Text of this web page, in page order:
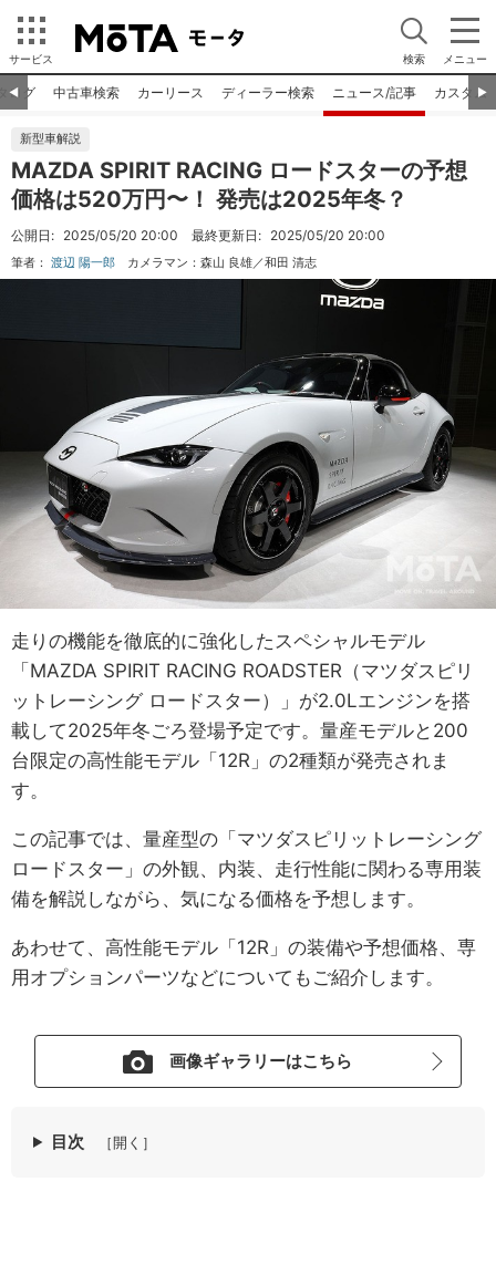
サービス 検索 メニュー
◀︎ ▶︎
ログ 中古車検索 カーリース ディーラー検索 ニュース/記事 カスタム
新型車解説
MAZDA SPIRIT RACING ロードスターの予想
価格は520万円〜！ 発売は2025年冬？
公開日: 2025/05/20 20:00 最終更新日: 2025/05/20 20:00
筆者： 渡辺 陽一郎 カメラマン： 森山 良雄／和田 清志
走りの機能を徹底的に強化したスペシャルモデル
「MAZDA SPIRIT RACING ROADSTER（マツダスピリ
ットレーシング ロードスター）」が2.0Lエンジンを搭
載して2025年冬ごろ登場予定です。量産モデルと200
台限定の高性能モデル「12R」の2種類が発売されま
す。
この記事では、量産型の「マツダスピリットレーシング
ロードスター」の外観、内装、走行性能に関わる専用装
備を解説しながら、気になる価格を予想します。
あわせて、高性能モデル「12R」の装備や予想価格、専
用オプションパーツなどについてもご紹介します。
画像ギャラリーはこちら
目次 ［開く］